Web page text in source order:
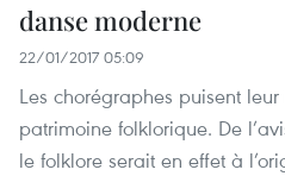
danse moderne
22/01/2017 05:09
Les chorégraphes puisent
patrimoine folklorique. De
le folklore serait en effet à